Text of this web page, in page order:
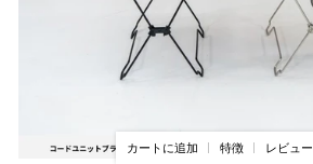
カートに追加 特徴 レビュー